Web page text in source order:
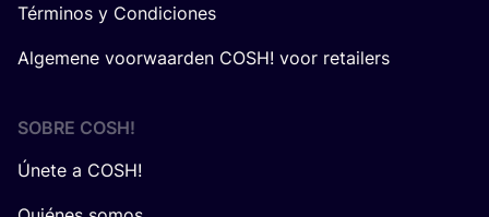
Términos y Condiciones
Algemene voorwaarden COSH! voor retailers
SOBRE COSH!
Únete a COSH!